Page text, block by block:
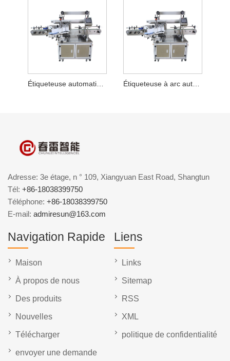
Étiqueteuse automatique de yaourt
Adresse: 3e étage, n ° 109, Xiangyuan East Road, Shangtun
Tél: +86-18038399750
Téléphone: +86-18038399750
E-mail: admiresun@163.com
Navigation Rapide
Maison
À propos de nous
Des produits
Nouvelles
Télécharger
envoyer une demande
Liens
Links
Sitemap
RSS
XML
politique de confidentialité